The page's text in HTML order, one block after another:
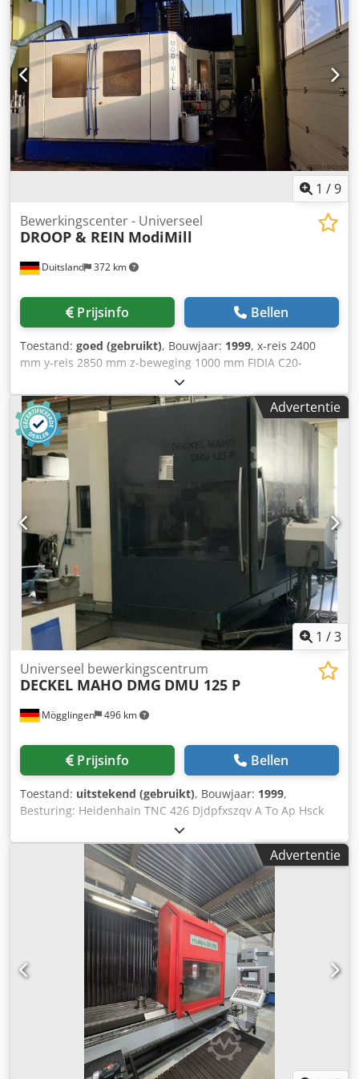
Koelmiddelinstallatie, handwiel Volledige behuizing
Slechts ca. 1.500 bedrijfsuren
1 /9
Duitsland 372 km
Bewerkingscenter - Universeel
DROOP & REIN ModiMill
Prijsinfo Bellen
Toestand: goed (gebruikt), Bouwjaar: 1999, x-reis 2400
mm y-reis 2850 mm z-beweging 1000 mm FIDIA C20-
besturingssysteem Tafelafmetingen - lengte 2200 mm
Tafelafmetingen - over 1800 mm tafelbelasting 12 t 30-
voudige werkstukwisselaar Dcsdpfx Apovwgphj Hsk
gereedschapshouder ISI SK-50 spindelsnelheden 5000 tpm
Aandrijfvermogen - freesspindel 30 kW Dit universele
bewerkingscentrum ModiMill van Droop & Rein bevindt
zich in een goede staat en kan onder stroom worden
bezichtigd na afspraak met de verkoper worden.
Beschrijving: - 30-voudige gereedschapswisselaar: 20
plaatsen ISO SK-50 10 plaatsen HSK 63 - Twee
freesspindels SK-50 met 5000 tpm. HSK 63 met 18000 tpm.
- draaitafel 2200 x 1800mm
Advertentie
1 /3
Mögglingen 496 km
Universeel bewerkingscentrum
DECKEL MAHO DMG DMU 125 P
Prijsinfo Bellen
Toestand: uitstekend (gebruikt), Bouwjaar: 1999,
Besturing: Heidenhain TNC 426 Djdpfxszqv A To Ap Hsck
Verplaatsingsbereik X/Y/Z: 1250 x 880 x 800 mm
Spindelsnelheid: 8.000 omwentelingen per minuut
Gereedschapmagazijn voor 60 gereedschappen, SK 50
Universele freeskop +0° / -90° NC-draaitafel 1250 x 1000
mm Spanentransporteur Meetvoeler
Advertentie